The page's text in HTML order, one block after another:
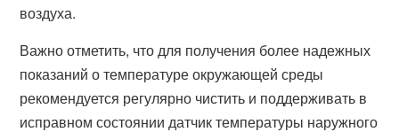
воздуха.
Важно отметить, что для получения более надежных
показаний о температуре окружающей среды
рекомендуется регулярно чистить и поддерживать в
исправном состоянии датчик температуры наружного